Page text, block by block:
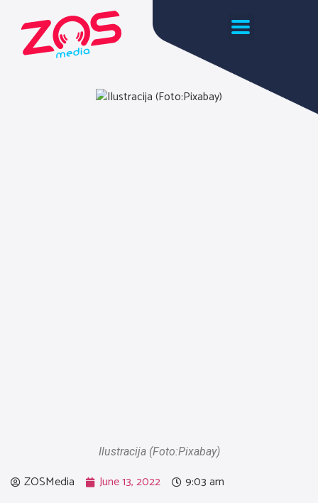
Ilustracija (Foto:Pixabay)
ZOSMedia June 13, 2022 9:03 am